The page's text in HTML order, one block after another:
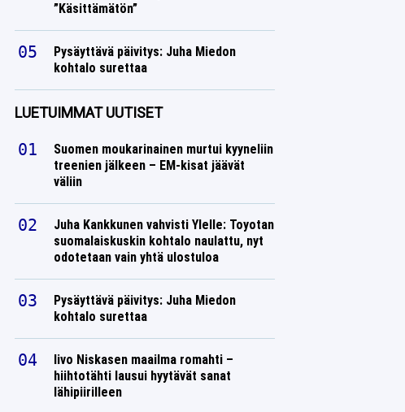
”Käsittämätön”
Pysäyttävä päivitys: Juha Miedon
kohtalo surettaa
LUETUIMMAT UUTISET
Suomen moukarinainen murtui kyyneliin
treenien jälkeen – EM-kisat jäävät
väliin
Juha Kankkunen vahvisti Ylelle: Toyotan
suomalaiskuskin kohtalo naulattu, nyt
odotetaan vain yhtä ulostuloa
Pysäyttävä päivitys: Juha Miedon
kohtalo surettaa
Iivo Niskasen maailma romahti –
hiihtotähti lausui hyytävät sanat
lähipiirilleen